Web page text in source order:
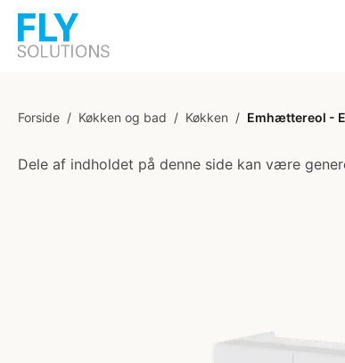
Forside / Køkken og bad / Køkken / Emhættereol -
Dele af indholdet på denne side kan være